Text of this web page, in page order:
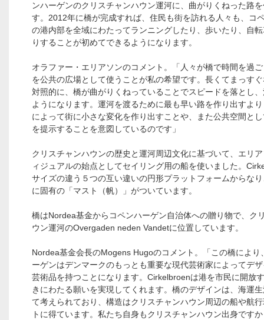
ンハーゲンのクリスチャンハウン運河に、曲がりくねった路
す。2012年に橋が完成すれば、住民も街を訪れる人々も、コ
の港内部を全域にわたってランニングしたり、歩いたり、自
りすることが初めてできるようになります。
オラファー・エリアソンのコメント。「人々が橋で時間を過
を公共の広場として使うことが私の希望です。長くてまっす
対照的に、橋が曲がりくねっていることでスピードを落とし
ようになります。運河を渡るために最も早い路を作り出すよ
によって街に小さな変化を作り出すことや、また公共空間と
を提示することを意図しているのです」
クリスチャンハウンの歴史と運河周辺文化に基づいて、エリ
ィジュアルの始点としてセイリング用の船を使いました。
サイズの違う５つの互い違いの円形プラットフォームからな
に固有の「マスト（帆）」がついています。
橋はNordea基金からコペンハーゲン自治体への贈り物で、ク
ウン運河のOvergaden neden Vandetに位置しています。
Nordea基金会長のMogens Hugoのコメント。「この橋により
ーゲンはデンマークのもっとも重要な現代芸術家によってデ
芸術品を持つことになります。Cirkelbroenは港を市民に開放
きにわたる願いを実現してくれます。橋のデザインは、海運
て考えられており、構造はクリスチャンハウン周辺の船や航
トに得ています。私たち自身もクリスチャンハウン出身です